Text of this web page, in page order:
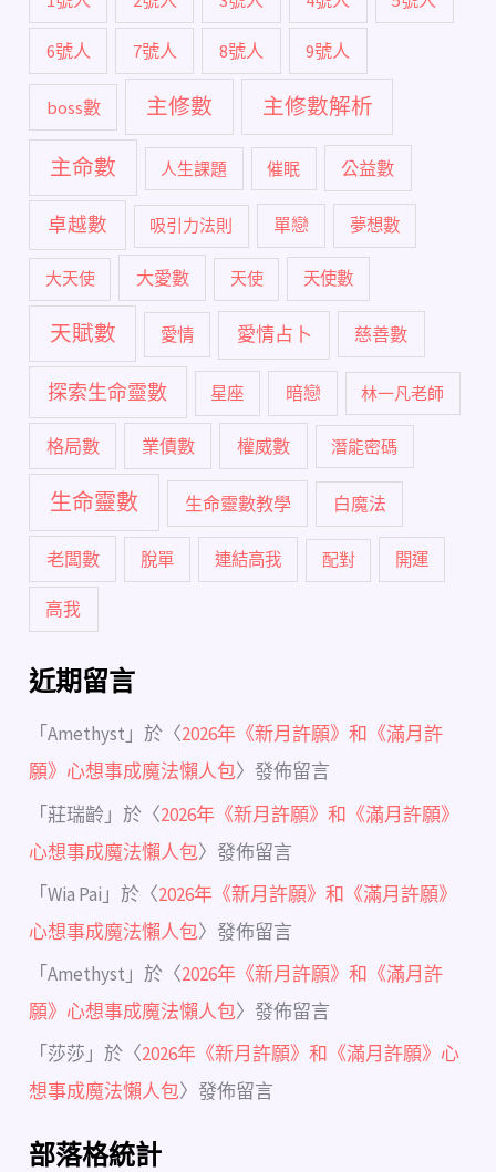
6號人 7號人 8號人 9號人
boss數 主修數 主修數解析
主命數 人生課題 催眠 公益數
卓越數 吸引力法則 單戀 夢想數
大天使 大愛數 天使 天使數
天賦數 愛情 愛情占卜 慈善數
探索生命靈數 星座 暗戀 林一凡老師
格局數 業債數 權威數 潛能密碼
生命靈數 生命靈數教學 白魔法
老闆數 脫單 連結高我 配對 開運
高我
近期留言
「Amethyst 」於〈2026年《新月許願》和《滿月許
願》心想事成魔法懶人包〉發佈留言
「莊瑞齡 」於〈2026年《新月許願》和《滿月許願》
心想事成魔法懶人包〉發佈留言
「Wia Pai 」於〈2026年《新月許願》和《滿月許願》
心想事成魔法懶人包〉發佈留言
「Amethyst 」於〈2026年《新月許願》和《滿月許
願》心想事成魔法懶人包〉發佈留言
「 莎莎 」於〈2026年《新月許願》和《滿月許願》心
想事成魔法懶人包〉發佈留言
部落格統計